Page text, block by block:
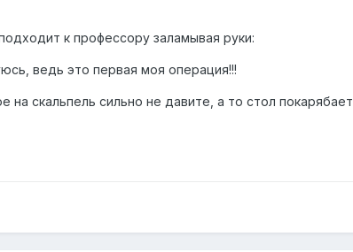
к профессору заламывая руки:
ведь это первая моя операция!!!
на скальпель сильно не давите, а то стол